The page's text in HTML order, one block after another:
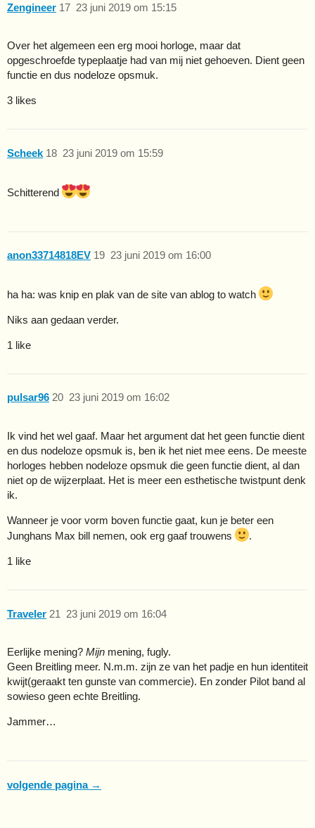
Zengineer 23 juni 2019 om 15:15
17
Over het algemeen een erg mooi horloge, maar dat
opgeschroefde typeplaatje had van mij niet gehoeven. Dient geen
functie en dus nodeloze opsmuk.
3 likes
Scheek 23 juni 2019 om 15:59
18
Schitterend
anon33714818EV 23 juni 2019 om 16:00
19
ha ha: was knip en plak van de site van ablog to watch
Niks aan gedaan verder.
1 like
pulsar96 23 juni 2019 om 16:02
20
Ik vind het wel gaaf. Maar het argument dat het geen functie dient
en dus nodeloze opsmuk is, ben ik het niet mee eens. De meeste
horloges hebben nodeloze opsmuk die geen functie dient, al dan
niet op de wijzerplaat. Het is meer een esthetische twistpunt denk
ik.
Wanneer je voor vorm boven functie gaat, kun je beter een
Junghans Max bill nemen, ook erg gaaf trouwens
.
1 like
Traveler 23 juni 2019 om 16:04
21
Eerlijke mening? Mijn mening, fugly.
Geen Breitling meer. N.m.m. zijn ze van het padje en hun identiteit
kwijt(geraakt ten gunste van commercie). En zonder Pilot band al
sowieso geen echte Breitling.
Jammer…
volgende pagina →